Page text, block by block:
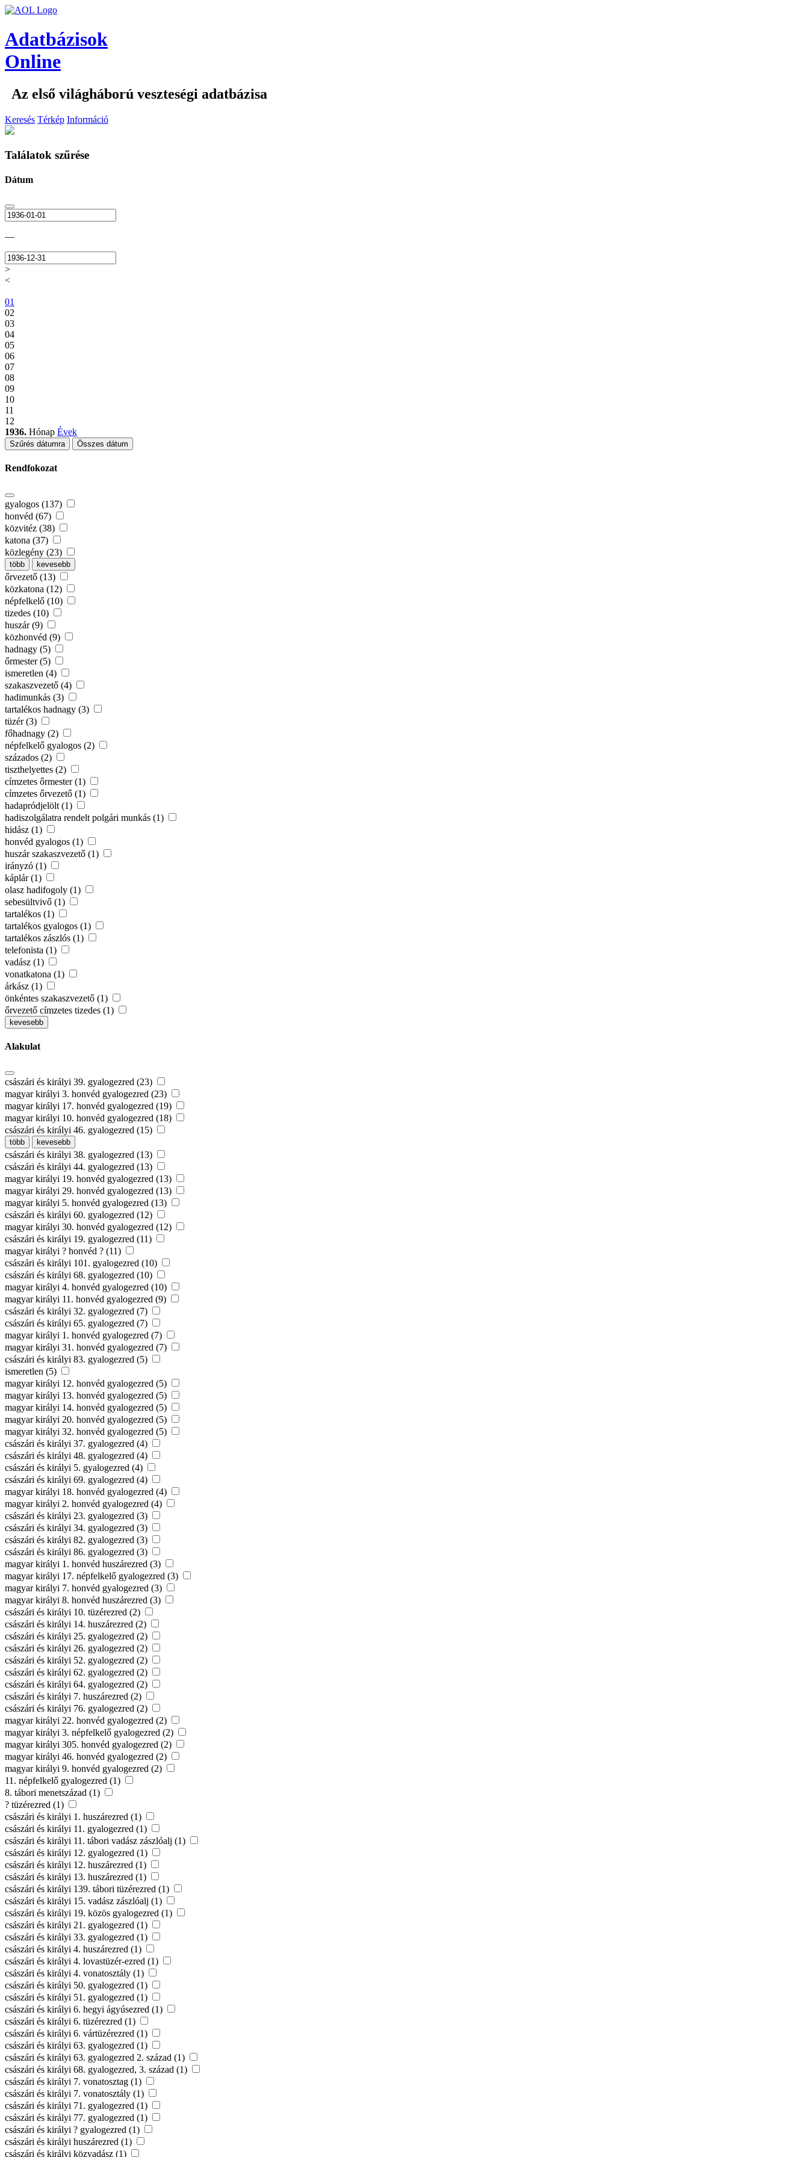
Adatbázisok
Online
Az első világháború veszteségi adatbázisa
Keresés Térkép Információ
Találatok szűrése
Dátum
—
>
<
01
02
03
04
05
06
07
08
09
10
11
12
1936. Hónap Évek
Szűrés dátumra Összes dátum
Rendfokozat
gyalogos (137)
honvéd (67)
közvitéz (38)
katona (37)
közlegény (23)
több kevesebb
őrvezető (13)
közkatona (12)
népfelkelő (10)
tizedes (10)
huszár (9)
közhonvéd (9)
hadnagy (5)
őrmester (5)
ismeretlen (4)
szakaszvezető (4)
hadimunkás (3)
tartalékos hadnagy (3)
tüzér (3)
főhadnagy (2)
népfelkelő gyalogos (2)
százados (2)
tiszthelyettes (2)
címzetes őrmester (1)
címzetes őrvezető (1)
hadapródjelölt (1)
hadiszolgálatra rendelt polgári munkás (1)
hidász (1)
honvéd gyalogos (1)
huszár szakaszvezető (1)
irányzó (1)
káplár (1)
olasz hadifogoly (1)
sebesültvivő (1)
tartalékos (1)
tartalékos gyalogos (1)
tartalékos zászlós (1)
telefonista (1)
vadász (1)
vonatkatona (1)
árkász (1)
önkéntes szakaszvezető (1)
őrvezető címzetes tizedes (1)
kevesebb
Alakulat
császári és királyi 39. gyalogezred (23)
magyar királyi 3. honvéd gyalogezred (23)
magyar királyi 17. honvéd gyalogezred (19)
magyar királyi 10. honvéd gyalogezred (18)
császári és királyi 46. gyalogezred (15)
több kevesebb
császári és királyi 38. gyalogezred (13)
császári és királyi 44. gyalogezred (13)
magyar királyi 19. honvéd gyalogezred (13)
magyar királyi 29. honvéd gyalogezred (13)
magyar királyi 5. honvéd gyalogezred (13)
császári és királyi 60. gyalogezred (12)
magyar királyi 30. honvéd gyalogezred (12)
császári és királyi 19. gyalogezred (11)
magyar királyi ? honvéd ? (11)
császári és királyi 101. gyalogezred (10)
császári és királyi 68. gyalogezred (10)
magyar királyi 4. honvéd gyalogezred (10)
magyar királyi 11. honvéd gyalogezred (9)
császári és királyi 32. gyalogezred (7)
császári és királyi 65. gyalogezred (7)
magyar királyi 1. honvéd gyalogezred (7)
magyar királyi 31. honvéd gyalogezred (7)
császári és királyi 83. gyalogezred (5)
ismeretlen (5)
magyar királyi 12. honvéd gyalogezred (5)
magyar királyi 13. honvéd gyalogezred (5)
magyar királyi 14. honvéd gyalogezred (5)
magyar királyi 20. honvéd gyalogezred (5)
magyar királyi 32. honvéd gyalogezred (5)
császári és királyi 37. gyalogezred (4)
császári és királyi 48. gyalogezred (4)
császári és királyi 5. gyalogezred (4)
császári és királyi 69. gyalogezred (4)
magyar királyi 18. honvéd gyalogezred (4)
magyar királyi 2. honvéd gyalogezred (4)
császári és királyi 23. gyalogezred (3)
császári és királyi 34. gyalogezred (3)
császári és királyi 82. gyalogezred (3)
császári és királyi 86. gyalogezred (3)
magyar királyi 1. honvéd huszárezred (3)
magyar királyi 17. népfelkelő gyalogezred (3)
magyar királyi 7. honvéd gyalogezred (3)
magyar királyi 8. honvéd huszárezred (3)
császári és királyi 10. tüzérezred (2)
császári és királyi 14. huszárezred (2)
császári és királyi 25. gyalogezred (2)
császári és királyi 26. gyalogezred (2)
császári és királyi 52. gyalogezred (2)
császári és királyi 62. gyalogezred (2)
császári és királyi 64. gyalogezred (2)
császári és királyi 7. huszárezred (2)
császári és királyi 76. gyalogezred (2)
magyar királyi 22. honvéd gyalogezred (2)
magyar királyi 3. népfelkelő gyalogezred (2)
magyar királyi 305. honvéd gyalogezred (2)
magyar királyi 46. honvéd gyalogezred (2)
magyar királyi 9. honvéd gyalogezred (2)
11. népfelkelő gyalogezred (1)
8. tábori menetszázad (1)
? tüzérezred (1)
császári és királyi 1. huszárezred (1)
császári és királyi 11. gyalogezred (1)
császári és királyi 11. tábori vadász zászlóalj (1)
császári és királyi 12. gyalogezred (1)
császári és királyi 12. huszárezred (1)
császári és királyi 13. huszárezred (1)
császári és királyi 139. tábori tüzérezred (1)
császári és királyi 15. vadász zászlóalj (1)
császári és királyi 19. közös gyalogezred (1)
császári és királyi 21. gyalogezred (1)
császári és királyi 33. gyalogezred (1)
császári és királyi 4. huszárezred (1)
császári és királyi 4. lovastüzér-ezred (1)
császári és királyi 4. vonatosztály (1)
császári és királyi 50. gyalogezred (1)
császári és királyi 51. gyalogezred (1)
császári és királyi 6. hegyi ágyúsezred (1)
császári és királyi 6. tüzérezred (1)
császári és királyi 6. vártüzérezred (1)
császári és királyi 63. gyalogezred (1)
császári és királyi 63. gyalogezred 2. század (1)
császári és királyi 68. gyalogezred, 3. század (1)
császári és királyi 7. vonatosztag (1)
császári és királyi 7. vonatosztály (1)
császári és királyi 71. gyalogezred (1)
császári és királyi 77. gyalogezred (1)
császári és királyi ? gyalogezred (1)
császári és királyi huszárezred (1)
császári és királyi közvadász (1)